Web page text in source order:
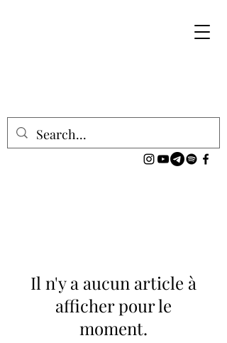
Il n'y a aucun article à
afficher pour le
moment.